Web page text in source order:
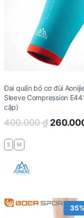
Đai quấn bó cơ đùi
Sleeve Compression
cặp)
400.000₫ Original
S M